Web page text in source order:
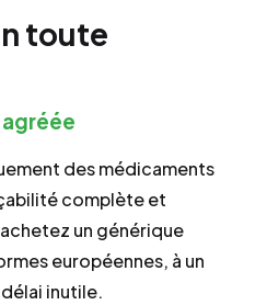
toute
des médicaments
complète et
un générique
européennes, à un
inutile.